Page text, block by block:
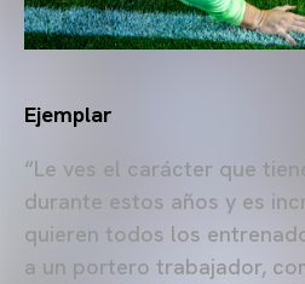
Ejemplar
“Le ves el carácter que
durante estos años y es
quieren todos los
a un portero trabajador,